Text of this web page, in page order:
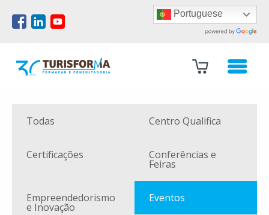
Portuguese
Todas Centro Qualifica
Certificações Conferências e
Feiras
Empreendedorismo
e Inovação
Eventos